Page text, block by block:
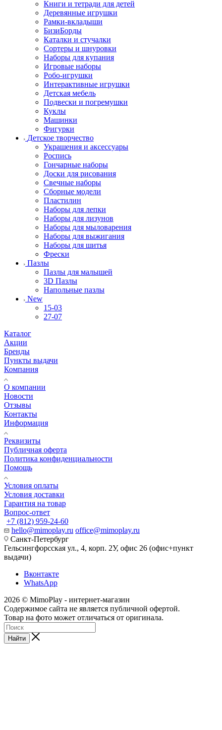
Книги и тетради для детей
Деревянные игрушки
Рамки-вкладыши
БизиБорды
Каталки и стучалки
Сортеры и шнуровки
Наборы для купания
Игровые наборы
Робо-игрушки
Интерактивные игрушки
Детская мебель
Подвески и погремушки
Куклы
Машинки
Фигурки
Детское творчество
Украшения и аксессуары
Роспись
Гончарные наборы
Доски для рисования
Свечные наборы
Сборные модели
Пластилин
Наборы для лепки
Наборы для лизунов
Наборы для мыловарения
Наборы для выжигания
Наборы для шитья
Фрески
Пазлы
Пазлы для малышей
3D Пазлы
Напольные пазлы
New
15-03
27-07
Каталог
Акции
Бренды
Пункты выдачи
Компания
О компании
Новости
Отзывы
Контакты
Информация
Реквизиты
Публичная оферта
Политика конфиденциальности
Помощь
Условия оплаты
Условия доставки
Гарантия на товар
Вопрос-ответ
+7 (812) 959-24-60
hello@mimoplay.ru office@mimoplay.ru
Санкт-Петербург
Гельсингфорсская ул., 4, корп. 2У, офис 26 (офис+пункт
выдачи)
Вконтакте
WhatsApp
2026 © MimoPlay - интернет-магазин
Содержимое сайта не является публичной офертой.
Товар на фото может отличаться от оригинала.
Найти